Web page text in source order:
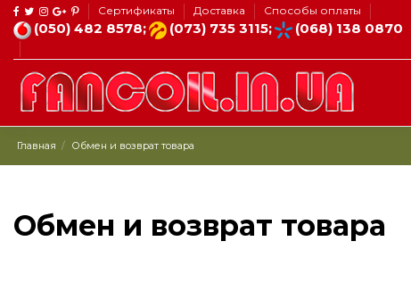
Сертификаты Доставка Способы оплаты
(050) 482 8578; (073) 735 3115; (068) 138 0870
Главная Обмен и возврат товара
Обмен и возврат товара